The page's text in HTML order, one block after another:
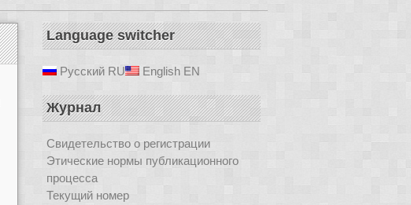
Language switcher
Русский RU English EN
Журнал
Свидетельство о регистрации
Этические нормы публикационного
процесса
Текущий номер